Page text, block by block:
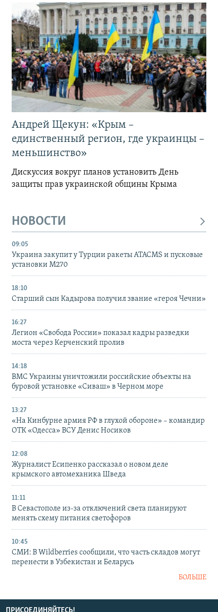
Андрей Щекун: «Крым –
единственный регион, где украинцы –
меньшинство»
Дискуссия вокруг планов установить День
защиты прав украинской общины Крыма
НОВОСТИ
09:05
Украина закупит у Турции ракеты ATACMS и пусковые
установки M270
18:10
Старший сын Кадырова получил звание «героя Чечни»
16:27
Легион «Свобода России» показал кадры разведки
моста через Керченский пролив
14:18
ВМС Украины уничтожили российские объекты на
буровой установке «Сиваш» в Черном море
13:27
«На Кинбурне армия РФ в глухой обороне» – командир
ОТК «Одесса» ВСУ Денис Носиков
12:08
Журналист Есипенко рассказал о новом деле
крымского автомеханика Шведа
11:11
В Севастополе из-за отключений света планируют
менять схему питания светофоров
10:45
СМИ: В Wildberries сообщили, что часть складов могут
перенести в Узбекистан и Беларусь
БОЛЬШЕ